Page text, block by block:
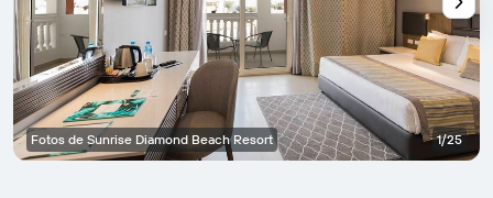
Fotos de Sunrise Diamond Beach Resort 1/25